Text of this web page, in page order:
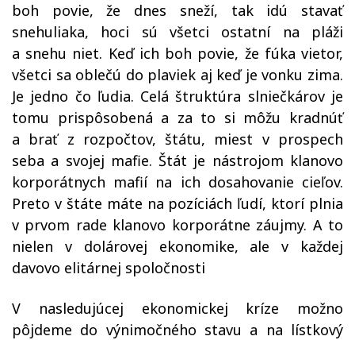
boh povie, že dnes sneží, tak idú stavať
snehuliaka, hoci sú všetci ostatní na pláži
a snehu niet. Keď ich boh povie, že fúka vietor,
všetci sa oblečú do plaviek aj keď je vonku zima.
Je jedno čo ľudia. Celá štruktúra slniečkárov je
tomu prispôsobená a za to si môžu kradnúť
a brať z rozpočtov, štátu, miest v prospech
seba a svojej mafie. Štát je nástrojom klanovo
korporátnych mafií na ich dosahovanie cieľov.
Preto v štáte máte na pozíciách ľudí, ktorí plnia
v prvom rade klanovo korporátne záujmy. A to
nielen v dolárovej ekonomike, ale v každej
davovo elitárnej spoločnosti
V nasledujúcej ekonomickej kríze možno
pôjdeme do výnimočného stavu a na lístkový